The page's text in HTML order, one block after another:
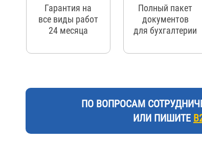
Гарантия на
все виды работ
24 месяца
Полный пакет
документов
для бухгалтерии
ПО ВОПРОСАМ
ИЛИ ПИШИТЕ